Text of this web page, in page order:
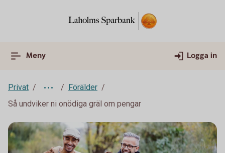
Meny Logga in
Privat
Förälder
Så undviker ni onödiga gräl om pengar